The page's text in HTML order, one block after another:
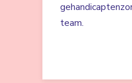
team.